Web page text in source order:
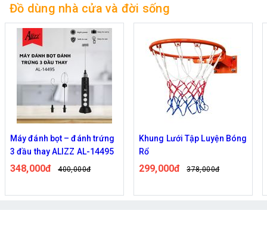
Đồ dùng nhà cửa và đời sống
Máy đánh bọt – đánh trứng
3 đầu thay ALIZZ AL-14495
348,000đ 400,000đ
Khung Lưới Tập Luyện Bóng
Rổ
299,000đ 378,000đ